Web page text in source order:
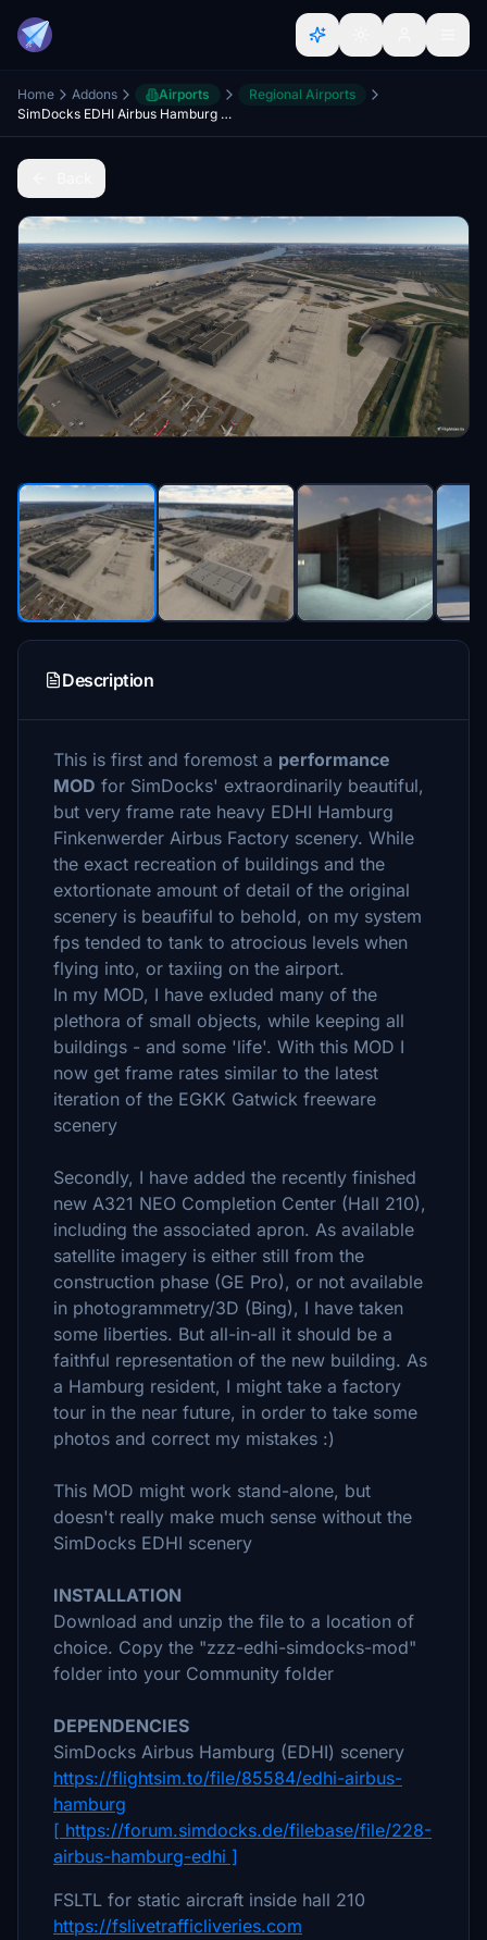
Home Addons Airports
Regional Airports
SimDocks EDHI Airbus Hamburg Finkenwerder MOD
Description
This is first and foremost a performance
MOD for SimDocks' extraordinarily beautiful,
but very frame rate heavy EDHI Hamburg
Finkenwerder Airbus Factory scenery. While
the exact recreation of buildings and the
extortionate amount of detail of the original
scenery is beaufiful to behold, on my system
fps tended to tank to atrocious levels when
flying into, or taxiing on the airport.
In my MOD, I have exluded many of the
plethora of small objects, while keeping all
buildings - and some 'life'. With this MOD I
now get frame rates similar to the latest
iteration of the EGKK Gatwick freeware
scenery
Secondly, I have added the recently finished
new A321 NEO Completion Center (Hall 210),
including the associated apron. As available
satellite imagery is either still from the
construction phase (GE Pro), or not available
in photogrammetry/3D (Bing), I have taken
some liberties. But all-in-all it should be a
faithful representation of the new building. As
a Hamburg resident, I might take a factory
tour in the near future, in order to take some
photos and correct my mistakes :)
This MOD might work stand-alone, but
doesn't really make much sense without the
SimDocks EDHI scenery
INSTALLATION
Download and unzip the file to a location of
choice. Copy the "zzz-edhi-simdocks-mod"
folder into your Community folder
DEPENDENCIES
SimDocks Airbus Hamburg (EDHI) scenery
https://flightsim.to/file/85584/edhi-airbus-
hamburg
[ https://forum.simdocks.de/filebase/file/228-
airbus-hamburg-edhi ]
FSLTL for static aircraft inside hall 210
https://fslivetrafficliveries.com